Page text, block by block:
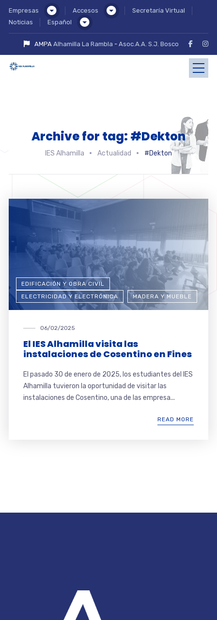
Empresas Accesos
Secretaría Virtual
Noticias
Español
AMPAAlhamilla La Rambla -Asoc.A.A. S.J. Bosco
Archive for tag: #Dekton
IES Alhamilla Actualidad #Dekton
EDIFICACIÓN Y OBRA CIVIL
ELECTRICIDAD Y ELECTRÓNICA
MADERA Y MUEBLE
06/02/2025
El IES Alhamilla visita las
instalaciones de Cosentino en Fines
El pasado 30 de enero de 2025, los estudiantes del IES
Alhamilla tuvieron la oportunidad de visitar las
instalaciones de Cosentino, una de las empresa...
READ MORE